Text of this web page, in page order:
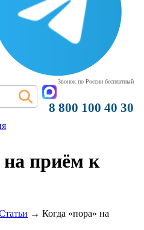
Звонок по России бесплатный
8 800 100 40 30
на приём к
→ Когда «пора» на